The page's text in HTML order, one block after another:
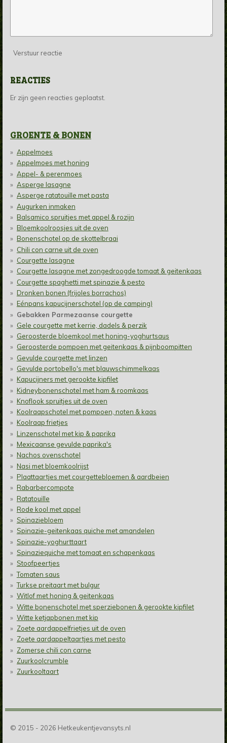
Verstuur reactie
REACTIES
Er zijn geen reacties geplaatst.
GROENTE & BONEN
Appelmoes
Appelmoes met honing
Appel- & perenmoes
Asperge lasagne
Asperge ratatouille met pasta
Augurken inmaken
Balsamico spruitjes met appel & rozijn
Bloemkoolroosjes uit de oven
Bonenschotel op de skottelbraai
Chili con carne uit de oven
Courgette lasagne
Courgette lasagne met zongedroogde tomaat & geitenkaas
Courgette spaghetti met spinazie & pesto
Dronken bonen (frijoles borrachos)
Eénpans kapucijnerschotel (op de camping)
Gebakken Parmezaanse courgette
Gele courgette met kerrie, dadels & perzik
Geroosterde bloemkool met honing-yoghurtsaus
Geroosterde pompoen met geitenkaas & pijnboompitten
Gevulde courgette met linzen
Gevulde portobello's met blauwschimmelkaas
Kapucijners met gerookte kipfilet
Kidneybonenschotel met ham & roomkaas
Knoflook spruitjes uit de oven
Koolraapschotel met pompoen, noten & kaas
Koolraap frietjes
Linzenschotel met kip & paprika
Mexicaanse gevulde paprika's
Nachos ovenschotel
Nasi met bloemkoolrijst
Plaattaartjes met courgettebloemen & aardbeien
Rabarbercompote
Ratatouille
Rode kool met appel
Spinaziebloem
Spinazie-geitenkaas quiche met amandelen
Spinazie-yoghurttaart
Spinaziequiche met tomaat en schapenkaas
Stoofpeertjes
Tomaten saus
Turkse preitaart met bulgur
Witlof met honing & geitenkaas
Witte bonenschotel met sperziebonen & gerookte kipfilet
Witte ketjapbonen met kip
Zoete aardappelfrietjes uit de oven
Zoete aardappeltaartjes met pesto
Zomerse chili con carne
Zuurkoolcrumble
Zuurkooltaart
© 2015 - 2026 Hetkeukentjevansyts.nl